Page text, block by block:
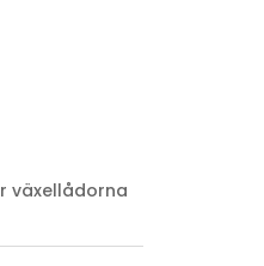
växellådorna